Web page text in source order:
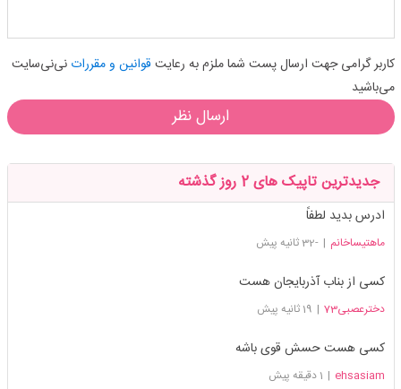
کاربر گرامی جهت ارسال پست شما ملزم به رعایت قوانین و مقرراتنی‌نی‌سایت
می‌باشید
ارسال نظر
جدیدترین تاپیک های 2 روز گذشته
ادرس بدید لطفاً
ماهتیساخانم | -32 ثانیه پیش
کسی از بناب آذربایجان هست
دخترعصبی73 | 19 ثانیه پیش
کسی هست حسش قوی باشه
ehsasiam
| 1 دقیقه پیش